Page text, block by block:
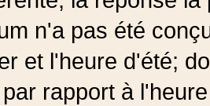
n'a pas été
et l'heure d'été;
rapport à